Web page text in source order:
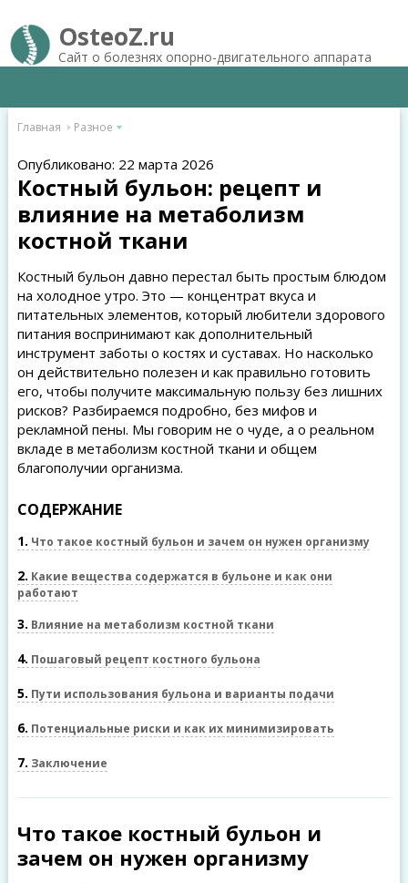
OsteoZ.ru
Сайт о болезнях опорно-двигательного аппарата
Главная Разное
Опубликовано: 22 марта 2026
Костный бульон: рецепт и
влияние на метаболизм
костной ткани
Костный бульон давно перестал быть простым блюдом
на холодное утро. Это — концентрат вкуса и
питательных элементов, который любители здорового
питания воспринимают как дополнительный
инструмент заботы о костях и суставах. Но насколько
он действительно полезен и как правильно готовить
его, чтобы получите максимальную пользу без лишних
рисков? Разбираемся подробно, без мифов и
рекламной пены. Мы говорим не о чуде, а о реальном
вкладе в метаболизм костной ткани и общем
благополучии организма.
СОДЕРЖАНИЕ
1 Что такое костный бульон и зачем он нужен организму
2 Какие вещества содержатся в бульоне и как они
работают
3 Влияние на метаболизм костной ткани
4 Пошаговый рецепт костного бульона
5 Пути использования бульона и варианты подачи
6 Потенциальные риски и как их минимизировать
7 Заключение
Что такое костный бульон и
зачем он нужен организму